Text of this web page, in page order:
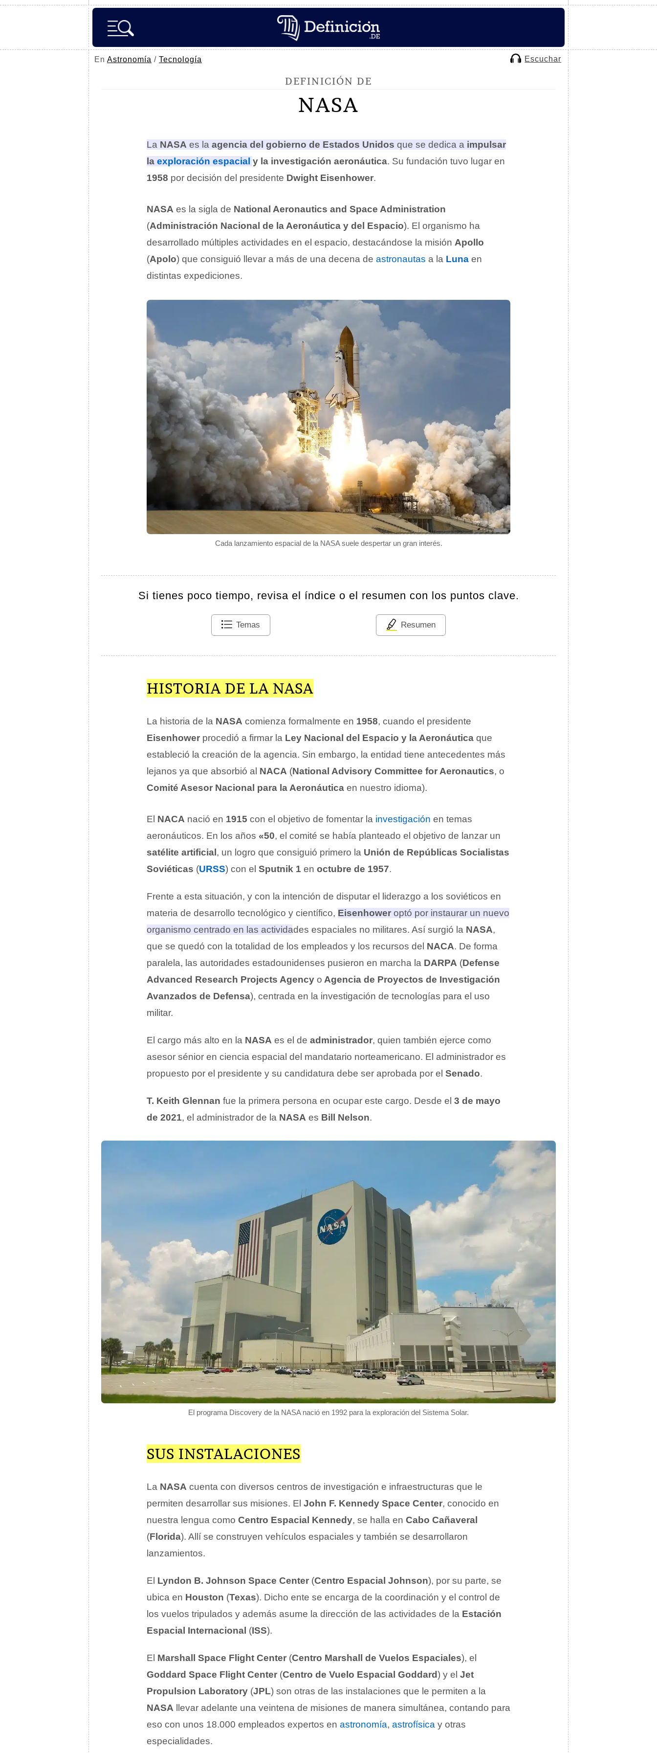
En Astronomía / Tecnología Escuchar
DEFINICIÓN DE
NASA
Cada lanzamiento espacial de la NASA suele despertar un gran interés.
La NASA es la agencia del gobierno de Estados Unidos que se dedica a impulsar
la exploración espacial y la investigación aeronáutica. Su fundación tuvo lugar en
1958 por decisión del presidente Dwight Eisenhower.
NASA es la sigla de National Aeronautics and Space Administration
(Administración Nacional de la Aeronáutica y del Espacio). El organismo ha
desarrollado múltiples actividades en el espacio, destacándose la misión Apollo
(Apolo) que consiguió llevar a más de una decena de astronautas a la Luna en
distintas expediciones.
Si tienes poco tiempo, revisa el índice o el resumen con los puntos clave.
Temas Resumen
HISTORIA DE LA NASA
La historia de la NASA comienza formalmente en 1958, cuando el presidente
Eisenhower procedió a firmar la Ley Nacional del Espacio y la Aeronáutica que
estableció la creación de la agencia. Sin embargo, la entidad tiene antecedentes más
lejanos ya que absorbió al NACA (National Advisory Committee for Aeronautics, o
Comité Asesor Nacional para la Aeronáutica en nuestro idioma).
El NACA nació en 1915 con el objetivo de fomentar la investigación en temas
aeronáuticos. En los años «50, el comité se había planteado el objetivo de lanzar un
satélite artificial , un logro que consiguió primero la Unión de Repúblicas Socialistas
Soviéticas (URSS) con el Sputnik 1 en octubre de 1957.
Frente a esta situación, y con la intención de disputar el liderazgo a los soviéticos en
materia de desarrollo tecnológico y científico, Eisenhower optó por instaurar un nuevo
organismo centrado en las actividades espaciales no militares. Así surgió la NASA,
que se quedó con la totalidad de los empleados y los recursos del NACA. De forma
paralela, las autoridades estadounidenses pusieron en marcha la DARPA (Defense
Advanced Research Projects Agency o Agencia de Proyectos de Investigación
Avanzados de Defensa), centrada en la investigación de tecnologías para el uso
militar.
El cargo más alto en la NASA es el de administrador, quien también ejerce como
asesor sénior en ciencia espacial del mandatario norteamericano. El administrador es
propuesto por el presidente y su candidatura debe ser aprobada por el Senado.
T. Keith Glennan fue la primera persona en ocupar este cargo. Desde el 3 de mayo
de 2021, el administrador de la NASA es Bill Nelson.
El programa Discovery de la NASA nació en 1992 para la exploración del Sistema Solar.
SUS INSTALACIONES
La NASA cuenta con diversos centros de investigación e infraestructuras que le
permiten desarrollar sus misiones. El John F. Kennedy Space Center, conocido en
nuestra lengua como Centro Espacial Kennedy, se halla en Cabo Cañaveral
(Florida). Allí se construyen vehículos espaciales y también se desarrollaron
lanzamientos.
El Lyndon B. Johnson Space Center (Centro Espacial Johnson), por su parte, se
ubica en Houston (Texas). Dicho ente se encarga de la coordinación y el control de
los vuelos tripulados y además asume la dirección de las actividades de la Estación
Espacial Internacional (ISS).
El Marshall Space Flight Center (Centro Marshall de Vuelos Espaciales), el
Goddard Space Flight Center (Centro de Vuelo Espacial Goddard) y el Jet
Propulsion Laboratory (JPL) son otras de las instalaciones que le permiten a la
NASA llevar adelante una veintena de misiones de manera simultánea, contando para
eso con unos 18.000 empleados expertos en astronomía, astrofísica y otras
especialidades.